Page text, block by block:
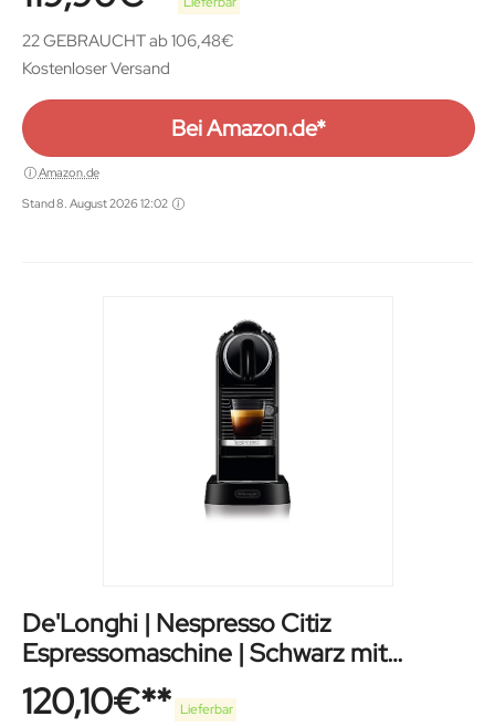
22 GEBRAUCHT ab 106,48€
Kostenloser Versand
Bei Amazon.de*
Amazon.de
Stand 8. August 2026 12:02
De'Longhi | Nespresso Citiz
Espressomaschine | Schwarz mit
Hochdruckpumpe
120,10€ Lieferbar